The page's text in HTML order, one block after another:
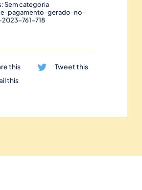
no
dia
quantidade
Sem categoria
pagamento-gerado-no-
761-718
this
Tweet this
this